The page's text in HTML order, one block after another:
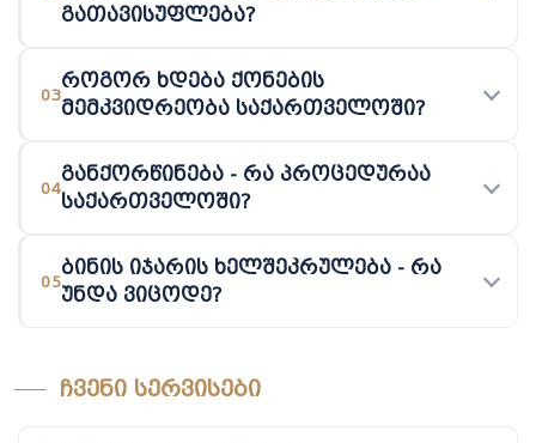
გათავისუფლება?
03
როგორ ხდება ქონების
მემკვიდრეობა საქართველოში?
04
განქორწინება - რა პროცედურაა
საქართველოში?
05
ბინის იჯარის ხელშეკრულება - რა
უნდა ვიცოდე?
ᲩᲕᲔᲜᲘ ᲡᲔᲠᲕᲘᲡᲔᲑᲘ